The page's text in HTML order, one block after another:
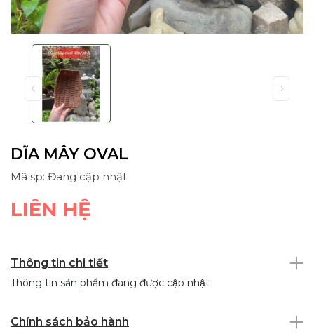
DĨA MÂY OVAL
Mã sp: Đang cập nhật
LIÊN HỆ
Thông tin chi tiết
Thông tin sản phẩm đang được cập nhật
Chính sách bảo hành